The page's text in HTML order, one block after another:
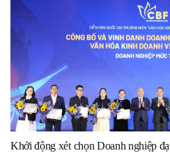
Khởi động xét chọn Doanh nghiệp